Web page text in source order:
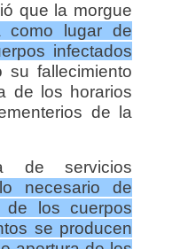
que la morgue
como lugar de
infectados
su fallecimiento
de los horarios
de la
de servicios
lo necesario de
de los cuerpos
se producen